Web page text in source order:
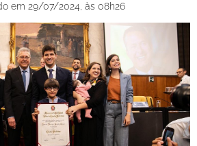
em 29/07/2024, às 08h26